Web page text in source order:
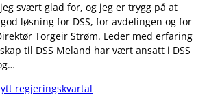
jeg svært glad for, og jeg er trygg på at
løsning for DSS, for avdelingen og for
Torgeir Strøm. Leder med erfaring
til DSS Meland har vært ansatt i DSS
regjeringskvartal